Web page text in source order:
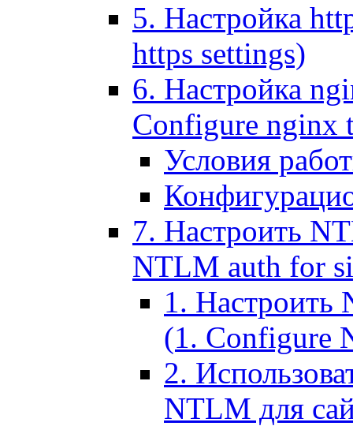
5. Настройка
https settings)
6. Настройка
Configure nginx
Условия
7. Настроить
NTLM auth for
1. Настроить
(1. Configure
2.
NTLM для